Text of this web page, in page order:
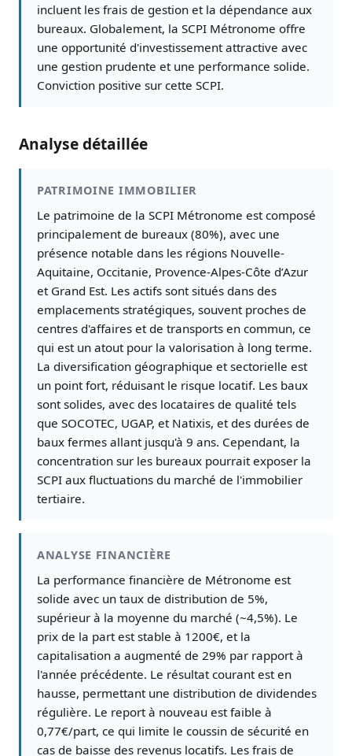
incluent les frais de gestion et la dépendance aux
bureaux. Globalement, la SCPI Métronome offre
une opportunité d'investissement attractive avec
une gestion prudente et une performance solide.
Conviction positive sur cette SCPI.
Analyse détaillée
PATRIMOINE IMMOBILIER
Le patrimoine de la SCPI Métronome est composé
principalement de bureaux (80%), avec une
présence notable dans les régions Nouvelle-
Aquitaine, Occitanie, Provence-Alpes-Côte d’Azur
et Grand Est. Les actifs sont situés dans des
emplacements stratégiques, souvent proches de
centres d'affaires et de transports en commun, ce
qui est un atout pour la valorisation à long terme.
La diversification géographique et sectorielle est
un point fort, réduisant le risque locatif. Les baux
sont solides, avec des locataires de qualité tels
que SOCOTEC, UGAP, et Natixis, et des durées de
baux fermes allant jusqu'à 9 ans. Cependant, la
concentration sur les bureaux pourrait exposer la
SCPI aux fluctuations du marché de l'immobilier
tertiaire.
ANALYSE FINANCIÈRE
La performance financière de Métronome est
solide avec un taux de distribution de 5%,
supérieur à la moyenne du marché (~4,5%). Le
prix de la part est stable à 1200€, et la
capitalisation a augmenté de 29% par rapport à
l'année précédente. Le résultat courant est en
hausse, permettant une distribution de dividendes
régulière. Le report à nouveau est faible à
0,77€/part, ce qui limite le coussin de sécurité en
cas de baisse des revenus locatifs. Les frais de